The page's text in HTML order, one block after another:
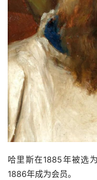
艺
工
业
素
材
竞
登录
哈里斯在1885年被选
1886年成为会员。